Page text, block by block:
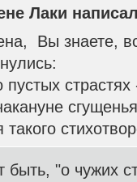
Лаки
Вы знаете,
пустых
такого
быть, "о чужих